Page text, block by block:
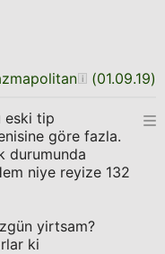
(01.09.19)
eski tip
göre fazla.
durumunda
niye reyize 132
yirtsam?
ki